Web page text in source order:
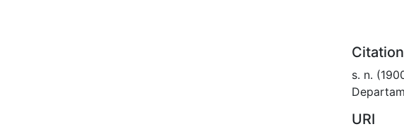
Citation
s. n.
URI